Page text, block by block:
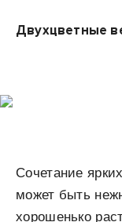
Двухцветные
Сочетание
может быть
хорошенько